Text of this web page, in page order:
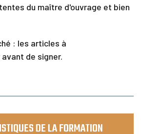
du maître d'ouvrage et bien
: les articles à
de signer.
DE LA FORMATION